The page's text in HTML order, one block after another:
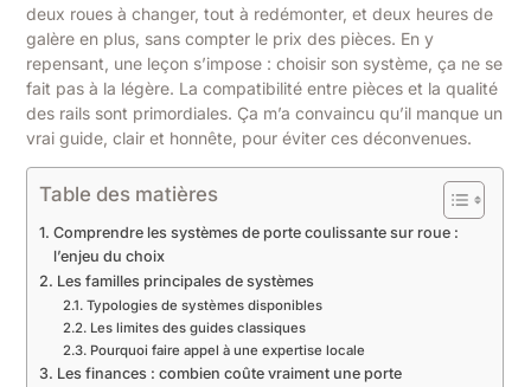
deux roues à changer, tout à redémonter, et deux heures de
galère en plus, sans compter le prix des pièces. En y
repensant, une leçon s’impose : choisir son système, ça ne se
fait pas à la légère. La compatibilité entre pièces et la qualité
des rails sont primordiales. Ça m’a convaincu qu’il manque un
vrai guide, clair et honnête, pour éviter ces déconvenues.
Table des matières
Comprendre les systèmes de porte coulissante sur roue :
l’enjeu du choix
Les familles principales de systèmes
Typologies de systèmes disponibles
Les limites des guides classiques
Pourquoi faire appel à une expertise locale
Les finances : combien coûte vraiment une porte